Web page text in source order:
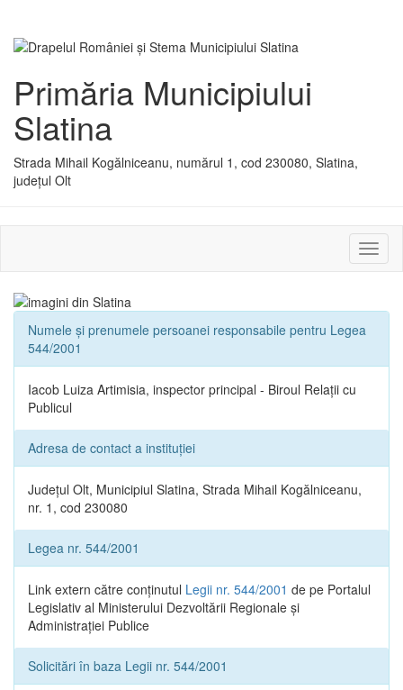
Primăria Municipiului
Slatina
Strada Mihail Kogălniceanu, numărul 1, cod 230080, Slatina,
județul Olt
sau
Numele și prenumele persoanei responsabile pentru Legea
544/2001
Iacob Luiza Artimisia, inspector principal - Biroul Relații cu
Publicul
Adresa de contact a instituției
Județul Olt, Municipiul Slatina, Strada Mihail Kogălniceanu,
nr. 1, cod 230080
Legea nr. 544/2001
Link extern către conținutul Legii nr. 544/2001 de pe Portalul
Legislativ al Ministerului Dezvoltării Regionale și
Administrației Publice
Solicitări în baza Legii nr. 544/2001